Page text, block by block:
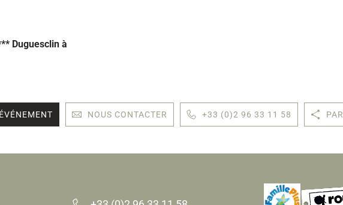
Duguesclin à
NOUS CONTACTER +33 (0)2 96 33 11 58